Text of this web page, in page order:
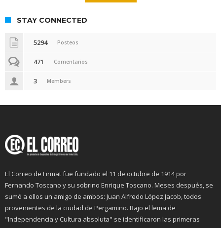
STAY CONNECTED
5294 Posteos
471 Comentarios
3 Members
El Correo de Firmat fue fundado el 11 de octubre de 1914 por
Fernando Toscano y su sobrino Enrique Toscano. Meses después, se
sumó a ellos un amigo de ambos: Juan Alfredo López Jacob, todos
provenientes de la ciudad de Pergamino. Bajo el lema de
"Independencia y Cultura absoluta" se identificaron las primeras